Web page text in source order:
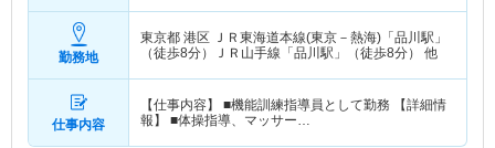
勤務地
東京都 港区 ＪＲ東海道本線(東京－熱海)「品川駅」
（徒歩8分）ＪＲ山手線「品川駅」（徒歩8分） 他
仕事内容
【仕事内容】 ■機能訓練指導員として勤務 【詳細情
報】 ■体操指導、マッサー…